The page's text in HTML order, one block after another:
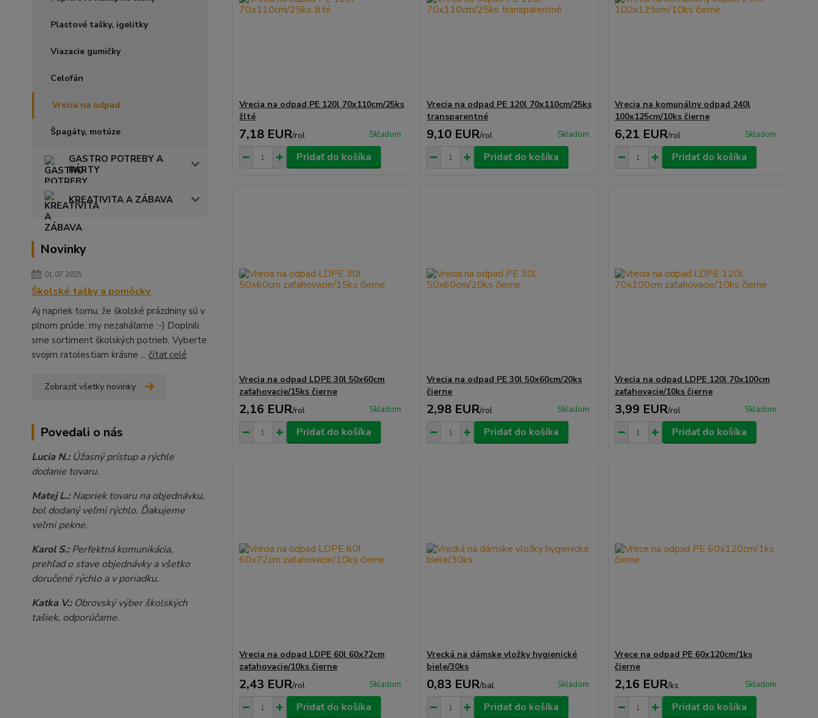
Plastové tašky, igelitky
Viazacie gumičky
Celofán
Vrecia na odpad
Špagáty, motúze
GASTRO POTREBY A
PÁRTY
KREATIVITA A ZÁBAVA
Novinky
01.07.2025
Školské tašky a pomôcky
Aj napriek tomu, že školské prázdniny sú v
plnom prúde, my nezaháľame :-) Doplnili
sme sortiment školských potrieb. Vyberte
svojim ratolestiam krásne ... čítať celé
Zobraziť všetky novinky
Povedali o nás
Lucia N.:Úžasný prístup a rýchle
dodanie tovaru.
Matej L.:Napriek tovaru na objednávku,
bol dodaný veľmi rýchlo. Ďakujeme
veľmi pekne.
Karol S.:Perfektná komunikácia,
prehľad o stave objednávky a všetko
doručené rýchlo a v poriadku.
Katka V.: Obrovský výber školských
tašiek, odporúčame.
Vrecia na odpad PE 120l 70x110cm/25ks
žlté
7,18 EUR/rol Skladom
Pridať do košíka
Vrecia na odpad PE 120l 70x110cm/25ks
transparentné
9,10 EUR/rol Skladom
Pridať do košíka
Vrecia na komunálny odpad 240l
100x125cm/10ks čierne
6,21 EUR/rol Skladom
Pridať do košíka
Vrecia na odpad LDPE 30l 50x60cm
zaťahovacie/15ks čierne
2,16 EUR/rol Skladom
Pridať do košíka
Vrecia na odpad PE 30l 50x60cm/20ks
čierne
2,98 EUR/rol Skladom
Pridať do košíka
Vrecia na odpad LDPE 120l 70x100cm
zaťahovacie/10ks čierne
3,99 EUR/rol Skladom
Pridať do košíka
Vrecia na odpad LDPE 60l 60x72cm
zaťahovacie/10ks čierne
2,43 EUR/rol Skladom
Pridať do košíka
Vrecká na dámske vložky hygienické
biele/30ks
0,83 EUR/bal Skladom
Pridať do košíka
Vrece na odpad PE 60x120cm/1ks
čierne
2,16 EUR/ks Skladom
Pridať do košíka